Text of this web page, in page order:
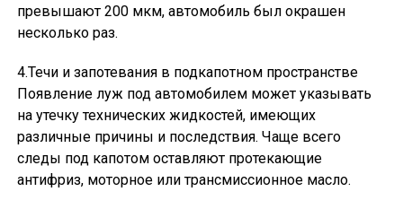
превышают 200 мкм, автомобиль был окрашен
несколько раз.
4.Течи и запотевания в подкапотном пространстве
Появление луж под автомобилем может указывать
на утечку технических жидкостей, имеющих
различные причины и последствия. Чаще всего
следы под капотом оставляют протекающие
антифриз, моторное или трансмиссионное масло.